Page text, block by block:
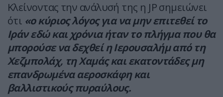
Κλείνοντας την ανάλυσή της η JP σημειώνει
ότι «ο κύριος λόγος για να μην επιτεθεί το
Ιράν εδώ και χρόνια ήταν το πλήγμα που θα
μπορούσε να δεχθεί η Ιερουσαλήμ από τη
Χεζμπολάχ, τη Χαμάς και εκατοντάδες μη
επανδρωμένα αεροσκάφη και
βαλλιστικούς πυραύλους.